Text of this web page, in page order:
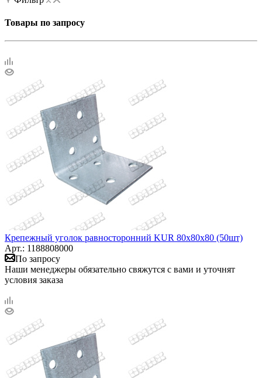
Товары по запросу
Крепежный уголок равносторонний KUR 80х80х80 (50шт)
Арт.: 1188808000
По запросу
Наши менеджеры обязательно свяжутся с вами и уточнят
условия заказа